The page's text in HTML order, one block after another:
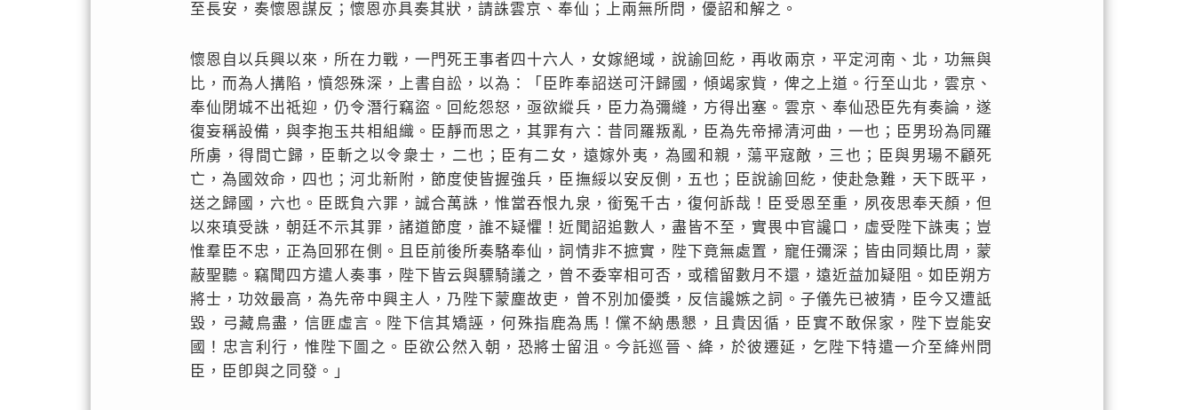
至長安，奏懷恩謀反；懷恩亦具奏其狀，請誅雲京、奉仙；上兩無所問，優詔和解之。
懷恩自以兵興以來，所在力戰，一門死王事者四十六人，女嫁絕域，說諭回紇，再收兩京，平定河南、北，功無與
比，而為人搆陷，憤怨殊深，上書自訟，以為：「臣昨奉詔送可汗歸國，傾竭家貲，俾之上道。行至山北，雲京、
奉仙閉城不出祗迎，仍令潛行竊盜。回紇怨怒，亟欲縱兵，臣力為彌縫，方得出塞。雲京、奉仙恐臣先有奏論，遂
復妄稱設備，與李抱玉共相組織。臣靜而思之，其罪有六：昔同羅叛亂，臣為先帝掃清河曲，一也；臣男玢為同羅
所虜，得間亡歸，臣斬之以令衆士，二也；臣有二女，遠嫁外夷，為國和親，蕩平寇敵，三也；臣與男瑒不顧死
亡，為國效命，四也；河北新附，節度使皆握強兵，臣撫綏以安反側，五也；臣說諭回紇，使赴急難，天下既平，
送之歸國，六也。臣既負六罪，誠合萬誅，惟當吞恨九泉，銜冤千古，復何訴哉！臣受恩至重，夙夜思奉天顏，但
以來瑱受誅，朝廷不示其罪，諸道節度，誰不疑懼！近聞詔追數人，盡皆不至，實畏中官讒口，虛受陛下誅夷；豈
惟羣臣不忠，正為回邪在側。且臣前後所奏駱奉仙，詞情非不摭實，陛下竟無處置，寵任彌深；皆由同類比周，蒙
蔽聖聽。竊聞四方遣人奏事，陛下皆云與驃騎議之，曾不委宰相可否，或稽留數月不還，遠近益加疑阻。如臣朔方
將士，功效最高，為先帝中興主人，乃陛下蒙塵故吏，曾不別加優獎，反信讒嫉之詞。子儀先已被猜，臣今又遭詆
毀，弓藏鳥盡，信匪虛言。陛下信其矯誣，何殊指鹿為馬！儻不納愚懇，且貴因循，臣實不敢保家，陛下豈能安
國！忠言利行，惟陛下圖之。臣欲公然入朝，恐將士留沮。今託巡晉、絳，於彼遷延，乞陛下特遣一介至絳州問
臣，臣卽與之同發。」